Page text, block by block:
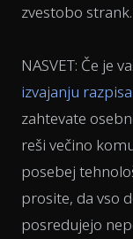
zvestobo strank.
NASVET: Če je
izvajanju
zahtevate
reši večino
posebej
prosite, da vso
posredujejo